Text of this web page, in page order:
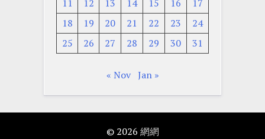
11
12 13 14 15 16
17
18
19 20 21 22 23
24
25
26 27 28 29 30 31
« Nov Jan »
© 2026 網網